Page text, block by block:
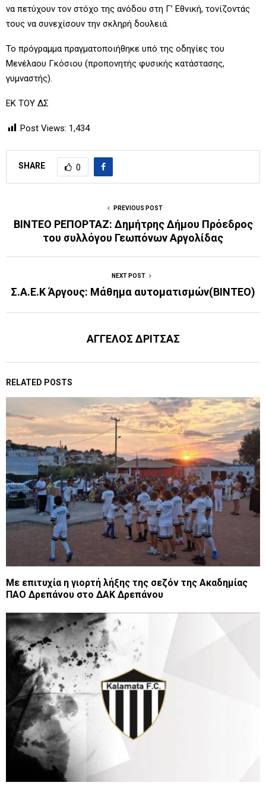
να πετύχουν τον στόχο της ανόδου στη Γ’ Εθνική, τονίζοντάς
τους να συνεχίσουν την σκληρή δουλειά.
Το πρόγραμμα πραγματοποιήθηκε υπό της οδηγίες του
Μενέλαου Γκόσιου (προπονητής φυσικής κατάστασης,
γυμναστής).
ΕΚ ΤΟΥ ΔΣ
Post Views: 1,434
SHARE 0
PREVIOUS POST
ΒΙΝΤΕΟ ΡΕΠΟΡΤΑΖ: Δημήτρης Δήμου Πρόεδρος
του συλλόγου Γεωπόνων Αργολίδας
NEXT POST
Σ.Α.Ε.Κ Άργους: Mάθημα αυτοματισμών(BINTEO)
ΑΓΓΕΛΟΣ ΔΡΙΤΣΑΣ
RELATED POSTS
Με επιτυχία η γιορτή λήξης της σεζόν της Ακαδημίας
ΠΑΟ Δρεπάνου στο ΔΑΚ Δρεπάνου